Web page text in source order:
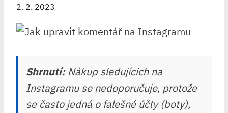
2. 2. 2023
Shrnutí:Nákup sledujících na
Instagramu se nedoporučuje, protože
se často jedná o falešné účty (boty),